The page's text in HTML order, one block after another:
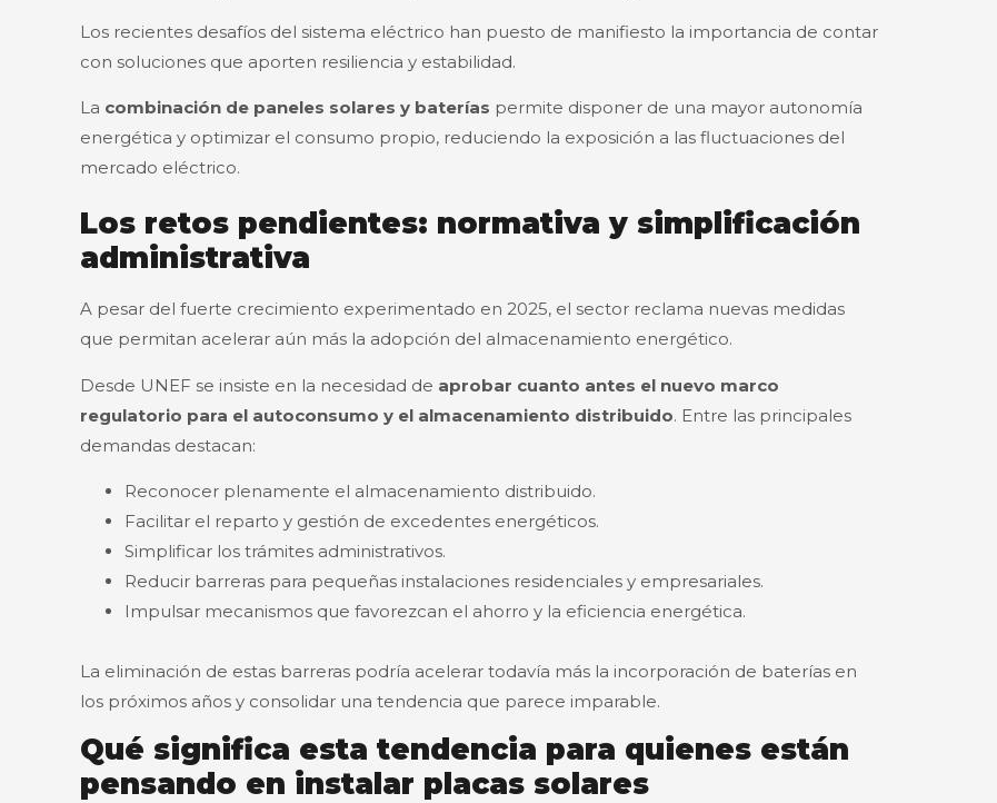
Los recientes desafíos del sistema eléctrico han puesto de manifiesto la importancia de contar
con soluciones que aporten resiliencia y estabilidad.
La combinación de paneles solares y baterías permite disponer de una mayor autonomía
energética y optimizar el consumo propio, reduciendo la exposición a las fluctuaciones del
mercado eléctrico.
Los retos pendientes: normativa y simplificación
administrativa
A pesar del fuerte crecimiento experimentado en 2025, el sector reclama nuevas medidas
que permitan acelerar aún más la adopción del almacenamiento energético.
Desde UNEF se insiste en la necesidad de aprobar cuanto antes el nuevo marco
regulatorio para el autoconsumo y el almacenamiento distribuido. Entre las principales
demandas destacan:
Reconocer plenamente el almacenamiento distribuido.
Facilitar el reparto y gestión de excedentes energéticos.
Simplificar los trámites administrativos.
Reducir barreras para pequeñas instalaciones residenciales y empresariales.
Impulsar mecanismos que favorezcan el ahorro y la eficiencia energética.
La eliminación de estas barreras podría acelerar todavía más la incorporación de baterías en
los próximos años y consolidar una tendencia que parece imparable.
Qué significa esta tendencia para quienes están
pensando en instalar placas solares